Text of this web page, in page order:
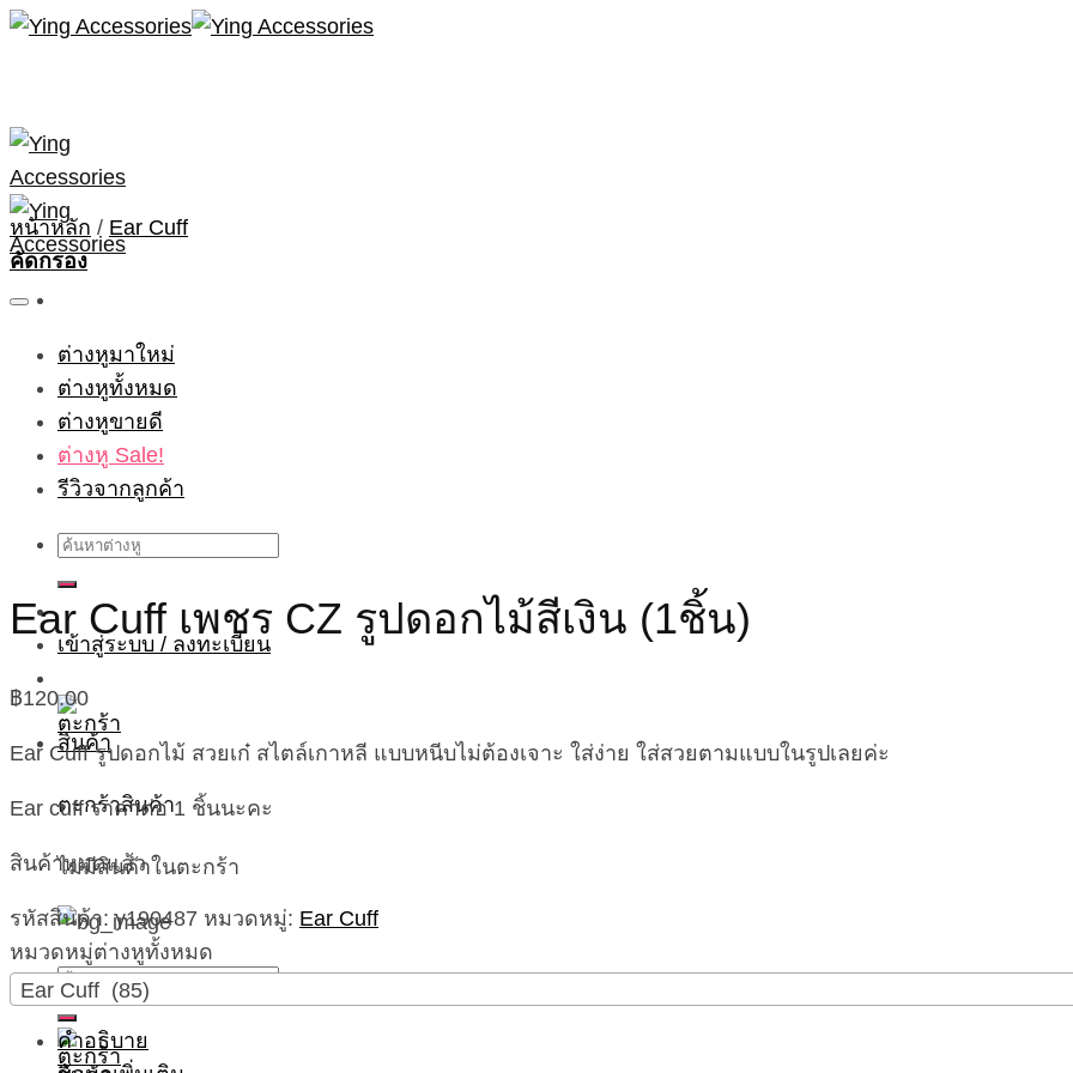
Skip
ต่างหูมาใหม่
ต่างหูทั้งหมด
ต่างหูขายดี
ต่างหู Sale!
รีวิวจากลูกค้า
ค้นหา:
เข้าสู่ระบบ / ลงทะเบียน
ตะกร้าสินค้า
ไม่มีสินค้าในตะกร้า
ค้นหา:
หน้าหลัก / Ear Cuff
คัดกรอง
Ear Cuff เพชร CZ รูปดอกไม้สีเงิน (1ชิ้น)
฿120.00
Ear Cuff รูปดอกไม้ สวยเก๋ สไตล์เกาหลี แบบหนีบไม่ต้องเจาะ ใส่ง่าย ใส่สวยตามแบบในรูปเลยค่ะ
Ear cuff ราคาต่อ 1 ชิ้นนะคะ
สินค้าหมดแล้ว
รหัสสินค้า:y190487 หมวดหมู่: Ear Cuff
หมวดหมู่ต่างหูทั้งหมด
Ear Cuff (85)
คำอธิบาย